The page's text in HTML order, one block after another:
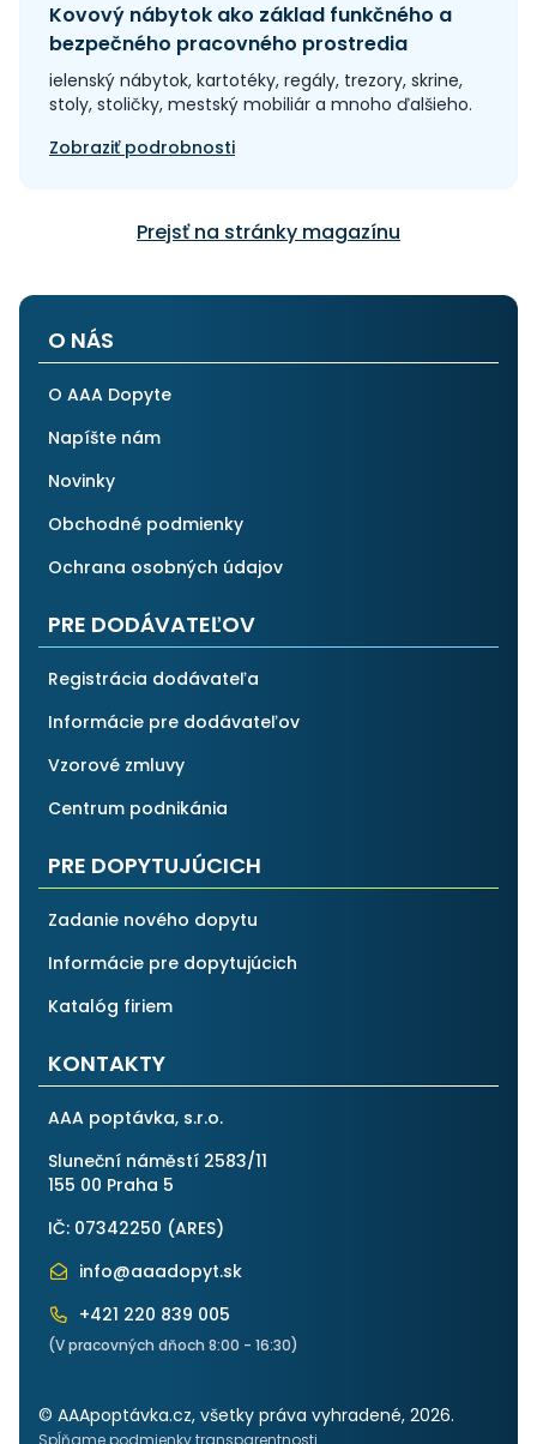
Kovový nábytok ako základ funkčného a
bezpečného pracovného prostredia
ielenský nábytok, kartotéky, regály, trezory, skrine,
stoly, stoličky, mestský mobiliár a mnoho ďalšieho.
Zobraziť podrobnosti
Prejsť na stránky magazínu
O NÁS
O AAA Dopyte
Napíšte nám
Novinky
Obchodné podmienky
Ochrana osobných údajov
PRE DODÁVATEĽOV
Registrácia dodávateľa
Informácie pre dodávateľov
Vzorové zmluvy
Centrum podnikánia
PRE DOPYTUJÚCICH
Zadanie nového dopytu
Informácie pre dopytujúcich
Katalóg firiem
KONTAKTY
AAA poptávka, s.r.o.
Sluneční náměstí 2583/11
155 00 Praha 5
IČ: 07342250 (ARES)
info@aaadopyt.sk
+421 220 839 005
(V pracovných dňoch 8:00 - 16:30)
© AAApoptávka.cz, všetky práva vyhradené, 2026.
Spĺňame podmienky transparentnosti.